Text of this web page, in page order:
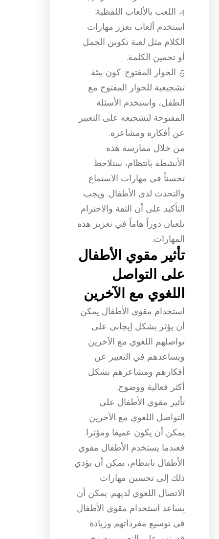
4. اللعب بالألعاب اللفظية:
استخدم ألعاب تعزز مهارات
الكلام مثل لعبة تكوين الجمل
أو تخمين الكلمة.
5. الحوار المفتوح: كون بيئة
تشجيعية للحوار المفتوح مع
الطفل، واستخدم الأسئلة
المفتوحة لتشجيعه على التعبير
عن أفكاره ومشاعره.
من خلال ممارسة هذه
الأنشطة بانتظام، ستلاحظ
تحسناً في مهارات الاستماع
والتحدث لدى الأطفال. ويجب
التأكيد على أن الثقة والاحترام
تلعبان دوراً هاماً في تعزيز هذه
المهارات.
تأثير مقوي الأطفال
على التواصل
اللغوي مع الآخرين
استخدام مقوي الأطفال يمكن
أن يؤثر بشكل إيجابي على
تواصلهم اللغوي مع الآخرين
ويساعدهم في التعبير عن
أفكارهم ومشاعرهم بشكل
أكثر فعالية ووضوح.
تأثير مقوي الأطفال على
التواصل اللغوي مع الآخرين
يمكن أن يكون عميقا ومؤثرا.
فعندما يستخدم الأطفال مقوي
الأطفال بانتظام، يمكن أن يؤدي
ذلك إلى تحسين مهارات
الاتصال اللغوي لديهم. يمكن أن
يساعد استخدام مقوي الأطفال
في توسيع مفرداتهم وزيادة